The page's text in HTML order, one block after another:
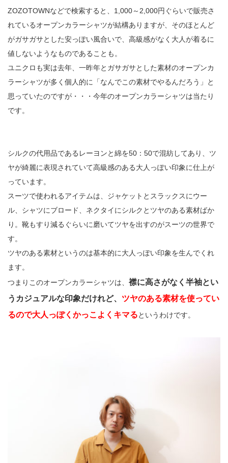
ZOZOTOWNなどで検索すると、1,000～2,000円ぐらいで販売さ
れているオープンカラーシャツが結構ありますが、そのほとんど
がガサガサとした安っぽい風合いで、高級感がなく大人が着るに
値しないようなものであることも。
ユニクロも実は去年、一昨年とガサガサとした素材のオープンカ
ラーシャツが多く個人的に「なんでこの素材でやるんだろう」と
思っていたのですが・・・今年のオープンカラーシャツは当たり
です。
シルクの代用品であるレーヨンと綿を50：50で混紡してあり、ツ
ヤが綺麗に表現されていて高級感のある大人っぽい印象に仕上が
っています。
スーツで使われるアイテムは、ジャケットとスラックスにウー
ル、シャツにブロード、ネクタイにシルクとツヤのある素材ばか
り。靴もすり減るぐらいに磨いてツヤを出すのがスーツの世界で
す。
ツヤのある素材というのは基本的に大人っぽい印象を生んでくれ
ます。
つまりこのオープンカラーシャツは、 襟に高さがなく半袖とい
うカジュアルな印象だけれど、 ツヤのある素材を使ってい
るので大人っぽくかっこよくキマるというわけです。